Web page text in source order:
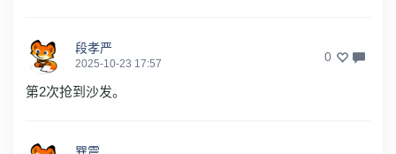
段孝严
2025-10-23 17:57 0
第2次抢到沙发。